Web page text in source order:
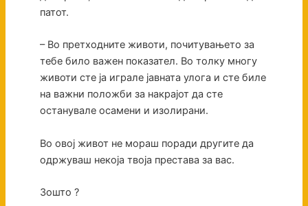
патот.
– Во претходните животи, почитувањето за
тебе било важен показател. Во толку многу
животи сте ја играле јавната улога и сте биле
на важни положби за накрајот да сте
останувале осамени и изолирани.
Во овој живот не мораш поради другите да
одржуваш некоја твоја престава за вас.
Зошто ?